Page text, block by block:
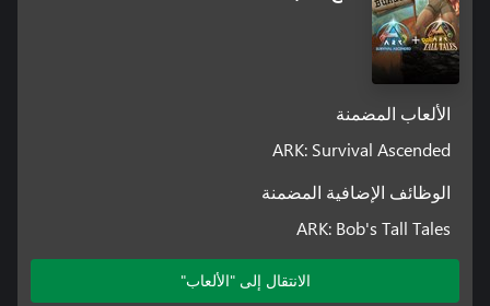
الألعاب المضمنة
ARK: Survival Ascended
الوظائف الإضافية المضمنة
ARK: Bob's Tall Tales
الانتقال إلى "الألعاب"